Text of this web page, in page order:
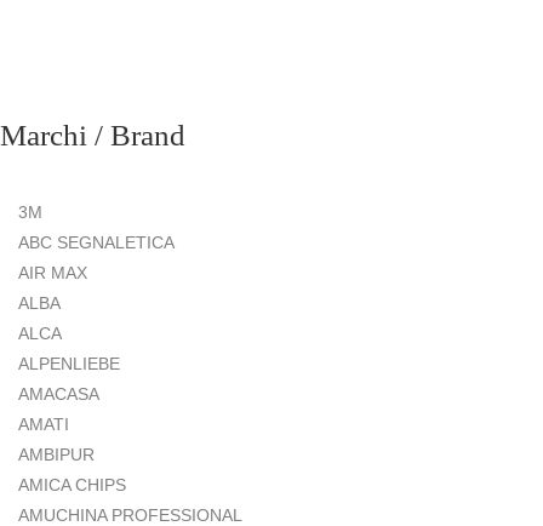
Marchi / Brand
3M
ABC SEGNALETICA
AIR MAX
ALBA
ALCA
ALPENLIEBE
AMACASA
AMATI
AMBIPUR
AMICA CHIPS
AMUCHINA PROFESSIONAL